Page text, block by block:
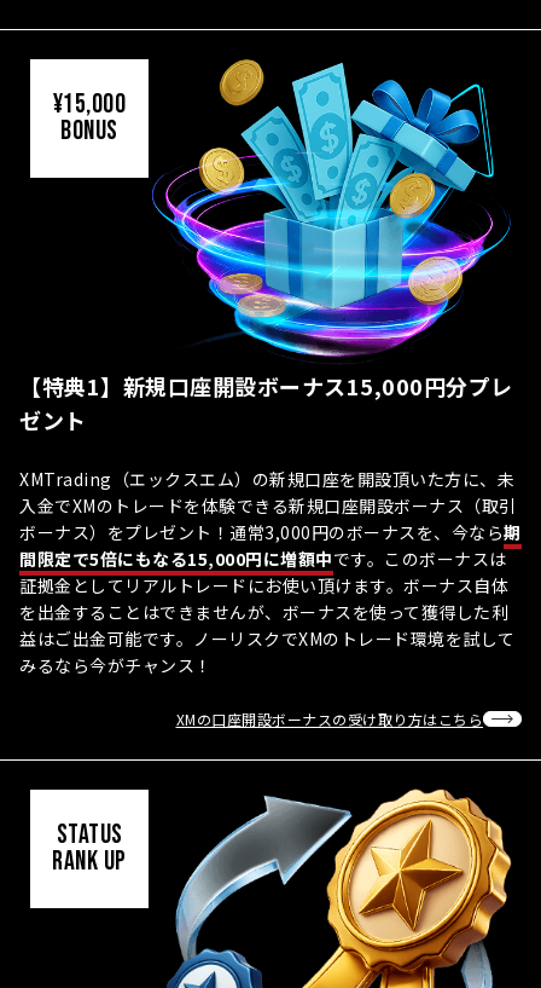
¥15,000
BONUS
【特典1】新規口座開設ボーナス15,000円分プレ
ゼント
XMTrading（エックスエム）の新規口座を開設頂いた方に、未
入金でXMのトレードを体験できる新規口座開設ボーナス（取引
ボーナス）をプレゼント！通常3,000円のボーナスを、今なら期
間限定で5倍にもなる15,000円に増額中です。このボーナスは
証拠金としてリアルトレードにお使い頂けます。ボーナス自体
を出金することはできませんが、ボーナスを使って獲得した利
益はご出金可能です。ノーリスクでXMのトレード環境を試して
みるなら今がチャンス！
XMの口座開設ボーナスの受け取り方はこちら
STATUS
RANK UP